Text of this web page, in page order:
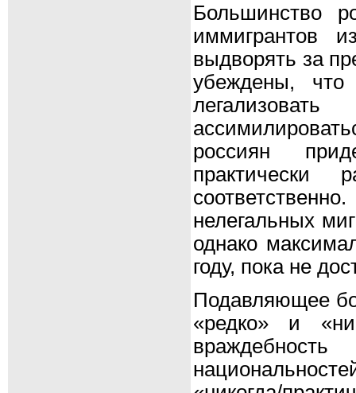
Большинство
иммигрантов
выдворять за
убеждены, что
россиян
нелегальных
однако
году, пока не
Подавляющее
«редко» и